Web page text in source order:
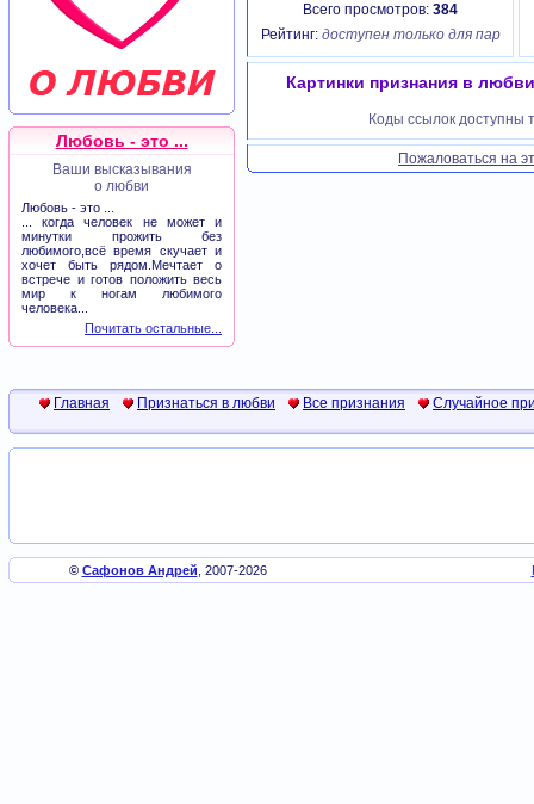
Любовь - это ...
Ваши высказывания
о любви
Любовь - это ...
... когда человек не может и
минутки прожить без
любимого,всё время скучает и
хочет быть рядом.Мечтает о
встрече и готов положить весь
мир к ногам любимого
человека...
Почитать остальные...
Всего просмотров: 384
Рейтинг: доступен только для пар
Картинки признания в
Коды ссылок доступны
Пожаловаться на
Главная Признаться в любви Все признания Случайное
© Сафонов Андрей , 2007-2026